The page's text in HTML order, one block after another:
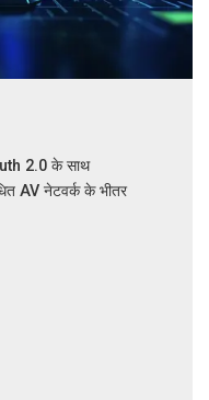
2.0 के साथ
AV नेटवर्क के भीतर